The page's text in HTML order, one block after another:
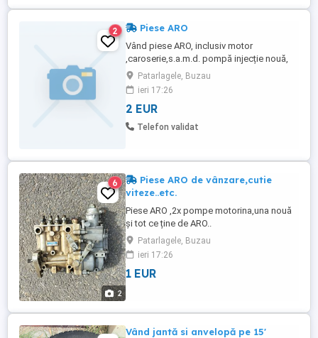
2 Piese ARO
Vând piese ARO, inclusiv motor
,caroserie,s.a.m.d. pompă injecție nouă,
praguri noi ,neutilizate,cutie
viteze,geamuri,roți...motor balkancar. Tel:
0742625739 .
Patarlagele, Buzau
ieri 17:26
2 EUR
Telefon validat
2
6
Piese ARO de vânzare,cutie
viteze..etc.
Piese ARO ,2x pompe motorina,una nouă
și tot ce ține de ARO..
Patarlagele, Buzau
ieri 17:26
1 EUR
Vând jantă si anvelopă pe 15'